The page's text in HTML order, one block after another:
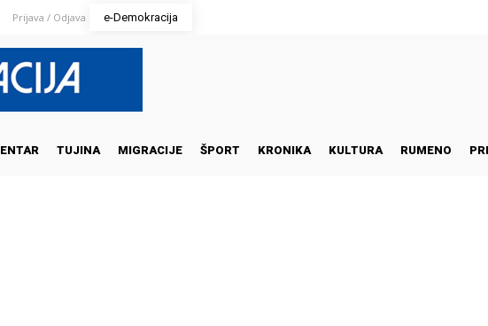
Prijava / Odjava e-Demokracija
TUJINA MIGRACIJE ŠPORT KRONIKA KULTURA RUMENO